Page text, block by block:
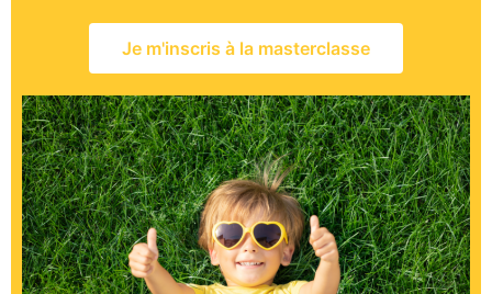
Je m'inscris à la masterclasse